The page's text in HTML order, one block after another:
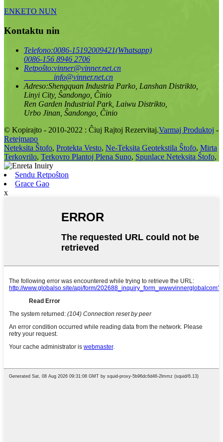
ENKETO NUN
Kontaktu nin
Telefono:0086-15192009421(Whatsapp)
0086-156 8946 2706
Retpoŝto:vinner@vinner.net.cn
info@vinner.net.cn
Adreso:Shengquan Industria Parko, Lanshan Distrikto,
Linyi City, Ŝandongo, Ĉinio
Ren Garden Industrial Park, Laiwu Distrikto,
Urbo Jinan, Ŝandongo, Ĉinio
© Kopirajto - 2010-2022 : Ĉiuj Rajtoj Rezervitaj.Varmaj Produktoj -
Retejmapo
Neteksita Ŝtofo, Protekta Vesto, Ne-Teksita Geotekstila Ŝtofo, Mirta
Terkovrilo, Terkovro Plantoj Plena Suno, Spunlace Neteksita Ŝtofo,
Sendu Retpoŝton
Grace Gao
x